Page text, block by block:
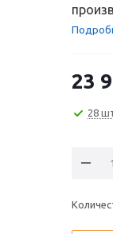
23
28